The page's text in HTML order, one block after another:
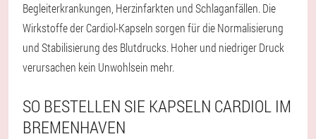
Begleiterkrankungen, Herzinfarkten und Schlaganfällen. Die
Wirkstoffe der Cardiol-Kapseln sorgen für die Normalisierung
und Stabilisierung des Blutdrucks. Hoher und niedriger Druck
verursachen kein Unwohlsein mehr.
SO BESTELLEN SIE KAPSELN CARDIOL IM
BREMENHAVEN